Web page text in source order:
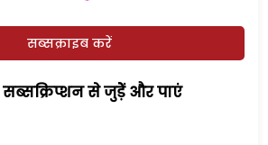
सब्सक्राइब करें
सब्सक्रिप्शन से जुड़ेें और पाएं